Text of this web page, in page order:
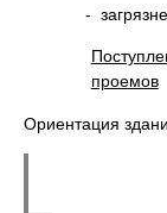
-
проемов
Ориентация